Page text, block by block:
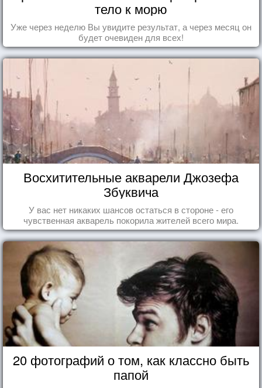
тело к морю
Уже через неделю Вы увидите результат, а через месяц он
будет очевиден для всех!
Восхитительные акварели Джозефа
Збуквича
У вас нет никаких шансов остаться в стороне - его
чувственная акварель покорила жителей всего мира.
20 фотографий о том, как классно быть
папой